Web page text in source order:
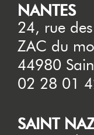
NANTES
24, rue
ZAC du
44980
02 28 01
SAINT